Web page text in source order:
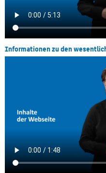
Informationen zu den